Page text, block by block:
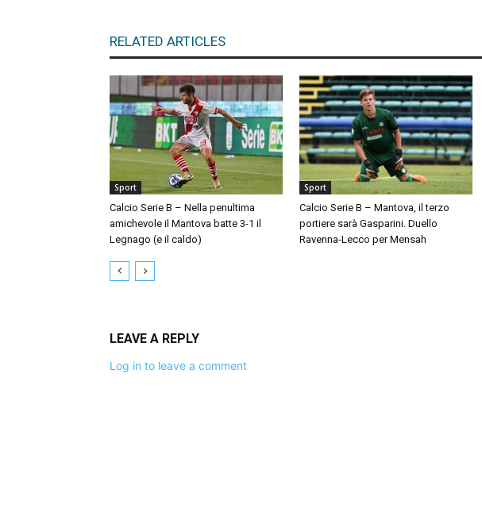
RELATED ARTICLES
Sport
Calcio Serie B – Nella penultima
amichevole il Mantova batte 3-1 il
Legnago (e il caldo)
Sport
Calcio Serie B – Mantova, il terzo
portiere sarà Gasparini. Duello
Ravenna-Lecco per Mensah
LEAVE A REPLY
Log in to leave a comment